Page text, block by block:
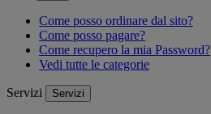
Come posso ordinare dal sito?
Come posso pagare?
Come recupero la mia Password?
Vedi tutte le categorie
Servizi Servizi